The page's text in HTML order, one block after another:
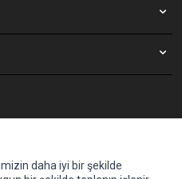
daha iyi bir şekilde